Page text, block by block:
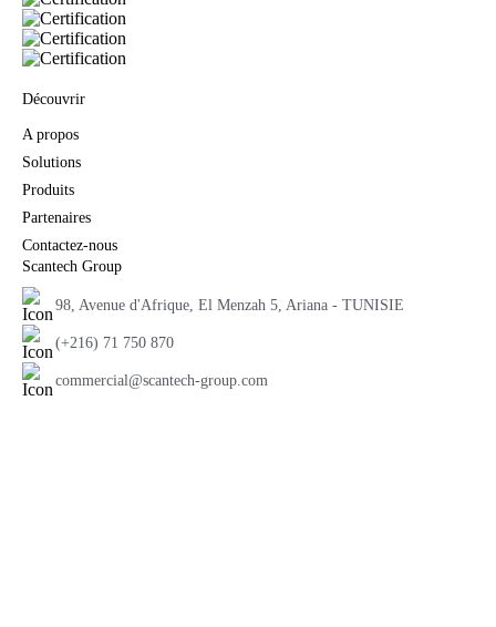
Découvrir
A propos
Solutions
Produits
Partenaires
Contactez-nous
Scantech Group
98, Avenue d'Afrique, El Menzah 5, Ariana - TUNISIE
(+216) 71 750 870
commercial@scantech-group.com